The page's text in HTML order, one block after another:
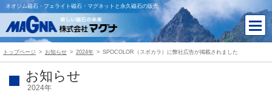
ネオジム磁石・フェライト磁石・マグネットと永久磁石の販売
トップページ お知らせ 2024年 SPOCOLOR（スポカラ）に弊社広告が掲載されました
お知らせ
2024年